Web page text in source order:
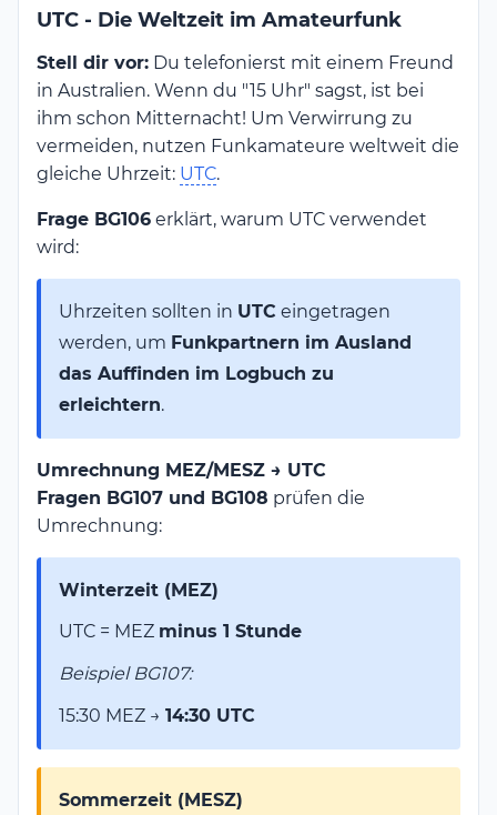
UTC - Die Weltzeit im Amateurfunk
Stell dir vor: Du telefonierst mit einem Freund
in Australien. Wenn du "15 Uhr" sagst, ist bei
ihm schon Mitternacht! Um Verwirrung zu
vermeiden, nutzen Funkamateure weltweit die
gleiche Uhrzeit: UTC.
Frage BG106 erklärt, warum UTC verwendet
wird:
Uhrzeiten sollten in UTC eingetragen
werden, um Funkpartnern im Ausland
das Auffinden im Logbuch zu
erleichtern.
Umrechnung MEZ/MESZ → UTC
Fragen BG107 und BG108 prüfen die
Umrechnung:
Winterzeit (MEZ)
UTC = MEZ minus 1 Stunde
Beispiel BG107:
15:30 MEZ → 14:30 UTC
Sommerzeit (MESZ)